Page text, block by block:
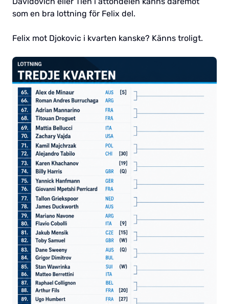
som en bra lottning för Felix del.
Felix mot Djokovic i kvarten kanske? Känns troligt.